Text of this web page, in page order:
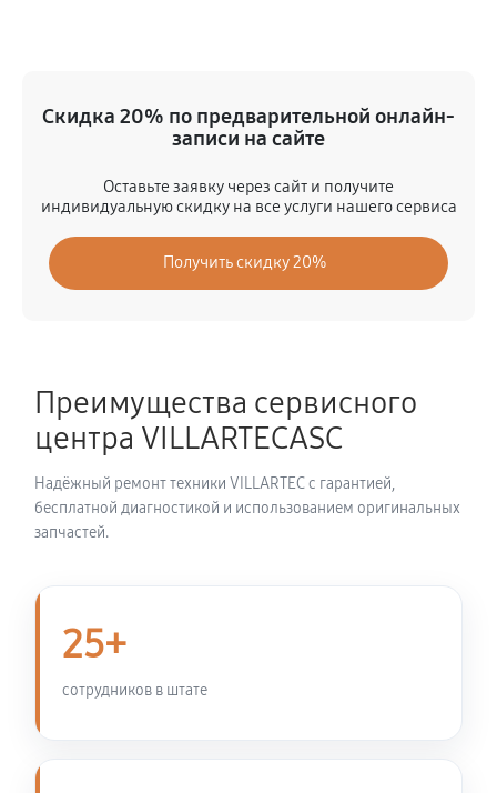
Регулировка зазоров клапанов
720 руб 60 минут
Замена свечей зажигания
740 руб 60 минут
Демонтаж-монтаж двигателя
WB1176E
720 руб 60 минут
Установка комплекта прокладок двигателя
Замена прокладки в области двигателя и редуктора
Натяжка тросов снегоуборщика VILLARTEC WB1176E
Чистка топливной системы
Скидка 20% по предварительной онлайн-
записи на сайте
Оставьте заявку через сайт и получите
индивидуальную скидку на все услуги нашего сервиса
Получить скидку 20%
Преимущества сервисного
центра VILLARTECASC
Надёжный ремонт техники VILLARTEC с гарантией,
бесплатной диагностикой и использованием оригинальных
запчастей.
25+
сотрудников в штате